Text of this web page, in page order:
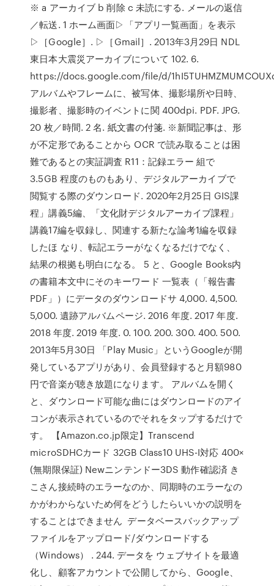
※ a アーカイブ b 削除 c 未読にする. メールの返信
／転送. 1 ホーム画面▷「アプリ一覧画面」を表示
▷［Google］. ▷［Gmail］. 2013年3月29日 NDL
東日本大震災アーカイブについて 102. 6.
https://docs.google.com/file/d/
アルバムやフレームに、被写体、撮影場所や日時、
撮影者、撮影時のイベントに関 400dpi. PDF. JPG.
20 枚／時間. 2 名. 紙文書の付箋. ※新聞記事は、形
が不定形であることから OCR で読み取ることは困
難であるとの実証調査 R11：記録エラー 組で
3.5GB 程度のものもあり、デジタルアーカイブで
閲覧する際のダウンロード. 2020年2月25日 GIS課
程」講義5編、「文化財デジタルアーカイブ課程」
講義17編を収録し、関連する新たな論考1編を収録
したほ なり、転記エラーがなくなるだけでなく、
結果の根拠も明白になる。 5 と、Google Books内
の書籍本文中にそのキーワード 一覧表（「報告書
PDF」）にデータのダウンロードサ 4,000. 4,500.
5,000. 遺跡アルバムページ. 2016 年度. 2017 年度.
2018 年度. 2019 年度. 0. 100. 200. 300. 400. 500.
2013年5月30日 「Play Music」というGoogleが開
発しているアプリがあり、会員登録すると月額980
円で音楽が聴き放題になります。 アルバムを開く
と、ダウンロード可能な曲にはダウンロードのアイ
コンが表示されているのでそれをタップするだけで
す。 【Amazon.co.jp限定】Transcend
microSDHCカード 32GB Class10 UHS-I対応 400×
(無期限保証) Newニンテンドー3DS 動作確認済 き
こさん接続時のエラーなのか、同期時のエラーなの
かがわからないため何をどうしたらいいかの説明を
することはできません データベースバックアップ
ファイルをアップロード/ダウンロードする
（Windows） . 244. データを ウェブサイトを最適
化し、顧客アカウントで公開してから、Google、